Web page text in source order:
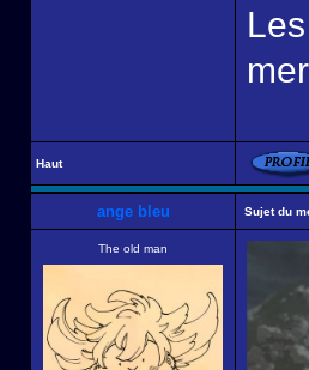
Les
Haut
ange bleu Sujet du
The old man